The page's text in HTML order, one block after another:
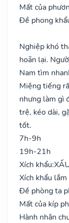
Mất của
Đề phong
Nghiệp khó
hoãn lại.
Nam tìm
Miệng tiếng
nhưng làm gì
trệ, kéo dài,
tốt.
7h-9h
19h-21h
Xích khẩu:
Xích khẩu
Đề phòng ta
Mất của kíp
Hành nhân